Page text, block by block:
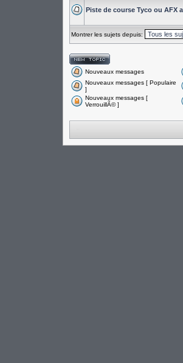
Piste de course Tyco ou AFX
Montrer les sujets depuis:
Nouveaux messages
Nouveaux messages [ Populaire
]
Nouveaux messages [
VerrouillÃ© ]